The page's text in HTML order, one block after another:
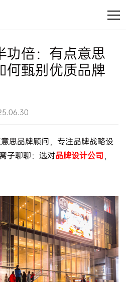
功倍：有点意思
何甄别优质品牌
品牌顾问，专注品牌战略设
子聊聊：选对品牌设计公司 ，